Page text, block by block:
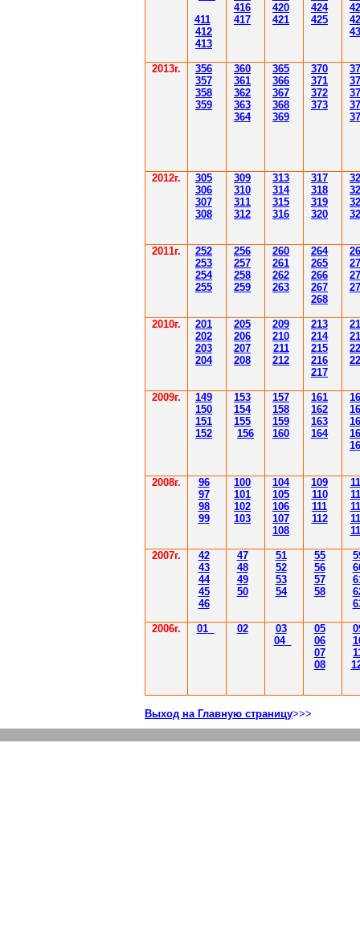
411
412
413
416
417
420
421
424
425
2013г.
356
357
358
359
360
361
362
363
364
365
366
367
368
369
370
371
372
373
37
37
37
2012г. 305
306
307
308
309
310
311
312
313
314
315
316
317
318
319
320
3
3
3
3
2011г.
252
253
254
255
256
257
258
259
260
261
262
263
264
265
266
267
268
26
2
2
2
2010г.
201
202
203
204
205
206
207
208
209
210
211
212
213
214
215
216
217
2009г.
149
150
151
152
153
154
155
156
157
158
159
160
161
162
163
164
2008г.
96
97
98
99
100
101
102
103
104
105
106
107
108
109
110
111
112
2007г.
42
43
44
45
46
47
48
49
50
51
52
53
54
55
56
57
58
2006г. 01 02
03
04
05
06
07
08
Выход на Главную страницу>>>